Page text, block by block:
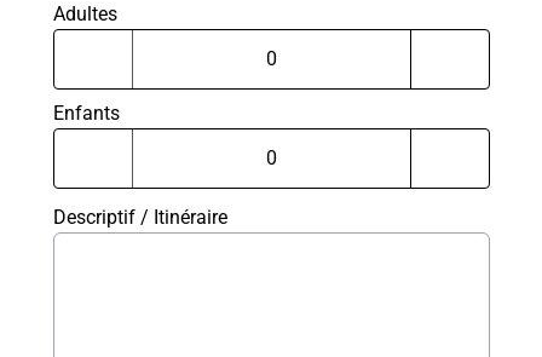
Adultes
Enfants
Descriptif / Itinéraire